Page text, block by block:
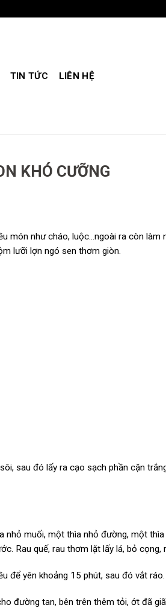
TIN TỨC LIÊN HỆ
KHÓ CƯỠNG
món như cháo, luộc…ngoài ra còn làm
lưỡi lợn ngó sen thơm giòn.
sau đó lấy ra cạo sạch phần cặn
nhỏ muối, một thìa nhỏ đường, một thìa
Rau quế, rau thơm lặt lấy lá, bỏ cọng,
để yên khoảng 15 phút, sau đó vắt ráo.
đường tan, bên trên thêm tỏi, ớt đã